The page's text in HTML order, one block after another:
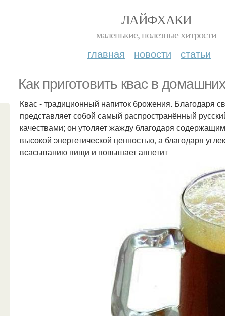
ЛАЙФХАКИ
маленькие, полезные хитрости
главная новости статьи
Как приготовить квас в
Квас - традиционный напиток брожения. Благодаря
представляет собой самый распространённый
качествами; он утоляет жажду благодаря
высокой энергетической ценностью, а благодаря
всасыванию пищи и повышает аппетит